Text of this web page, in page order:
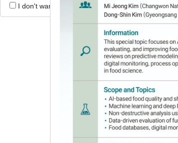
Antioxidative
gamma irradiation
Gyeong Han Jeong1 ,Tae
Author Information &
Received:May 10, 2021; Revised:
Published Online: Aug 30, 2021
I don't want to open this window for a day.